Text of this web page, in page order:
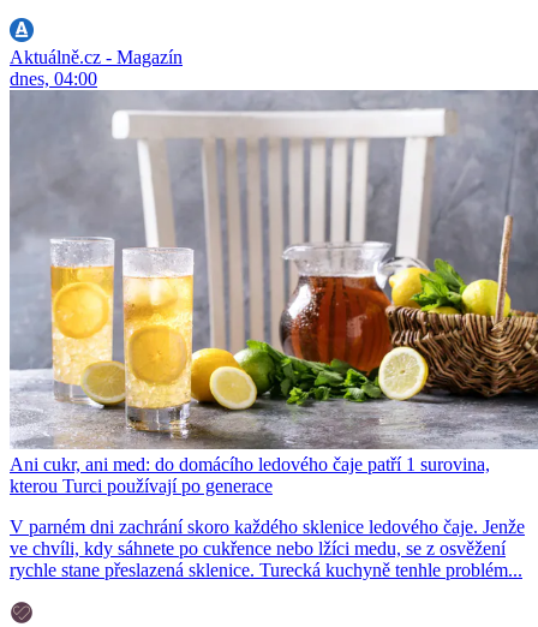
Aktuálně.cz - Magazín
dnes, 04:00
Ani cukr, ani med: do domácího ledového čaje patří 1 surovina,
kterou Turci používají po generace
V parném dni zachrání skoro každého sklenice ledového čaje. Jenže
ve chvíli, kdy sáhnete po cukřence nebo lžíci medu, se z osvěžení
rychle stane přeslazená sklenice. Turecká kuchyně tenhle problém...